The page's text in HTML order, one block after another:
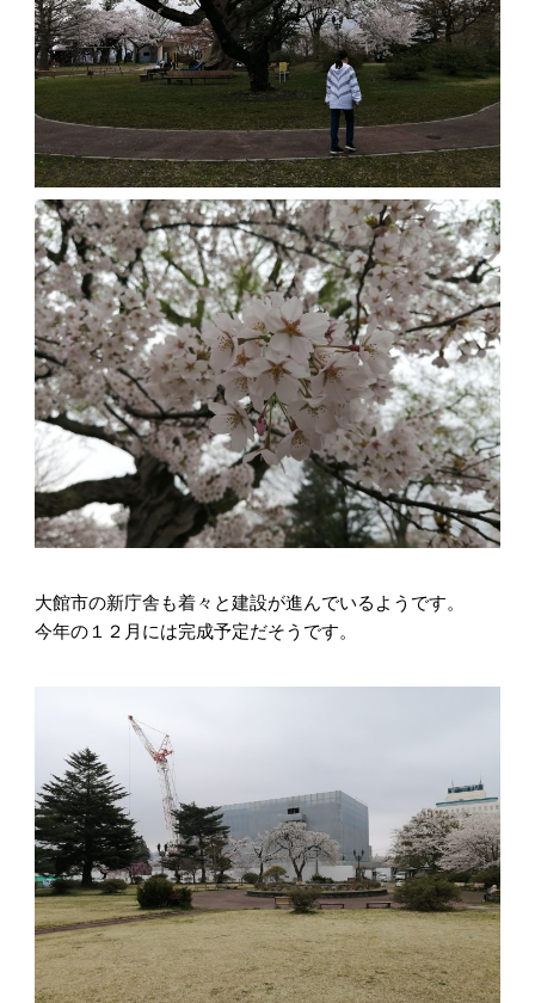
大館市の新庁舎も着々と建設が進んでいるようです。
今年の１２月には完成予定だそうです。